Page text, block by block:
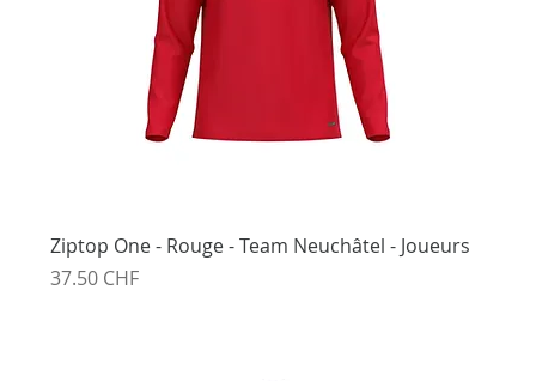
Ziptop One - Rouge - Team Neuchâtel - Joueurs
Prix
37.50 CHF